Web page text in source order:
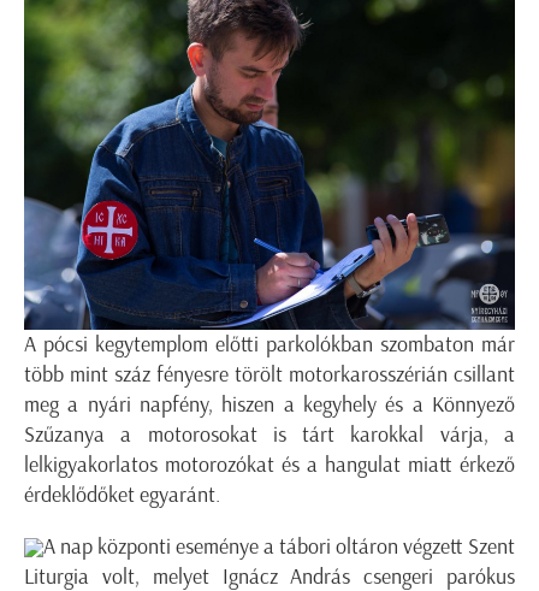
A pócsi kegytemplom előtti parkolókban szombaton már
több mint száz fényesre törölt motorkarosszérián csillant
meg a nyári napfény, hiszen a kegyhely és a Könnyező
Szűzanya a motorosokat is tárt karokkal várja, a
lelkigyakorlatos motorozókat és a hangulat miatt érkező
érdeklődőket egyaránt.
A nap központi eseménye a tábori oltáron végzett Szent
Liturgia volt, melyet Ignácz András csengeri parókus